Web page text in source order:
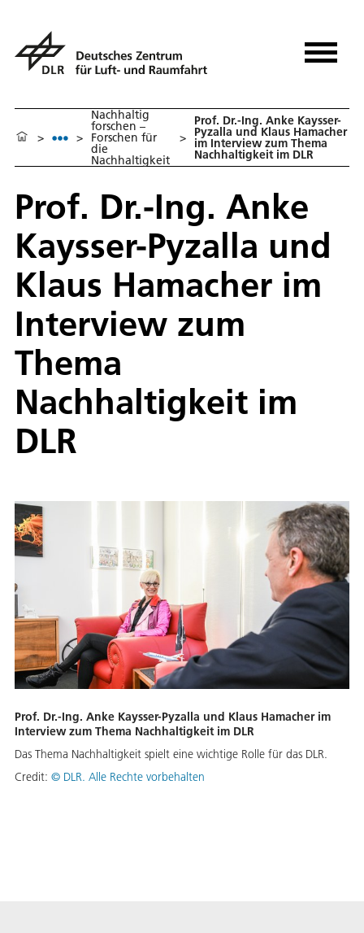
> >
Nachhaltig
forschen –
Forschen für
die
Nachhaltigkeit
>
Prof. Dr.-Ing. Anke Kaysser-
Pyzalla und Klaus Hamacher
im Interview zum Thema
Nachhaltigkeit im DLR
Prof. Dr.-Ing. Anke
Kaysser-Pyzalla und
Klaus Hamacher im
Interview zum
Thema
Nachhaltigkeit im
DLR
Prof. Dr.-Ing. Anke Kaysser-Pyzalla und Klaus Hamacher im
Interview zum Thema Nachhaltigkeit im DLR
Das Thema Nachhaltigkeit spielt eine wichtige Rolle für das DLR.
Credit: © DLR. Alle Rechte vorbehalten